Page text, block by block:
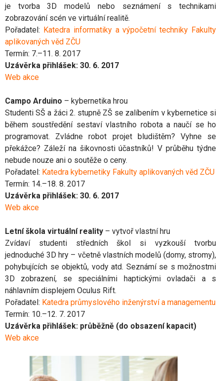
je tvorba 3D modelů nebo seznámení s technikami
zobrazování scén ve virtuální realitě.
Pořadatel: Katedra informatiky a výpočetní techniky Fakulty
aplikovaných věd ZČU
Termín: 7.–11. 8. 2017
Uzávěrka přihlášek: 30. 6. 2017
Web akce
Campo Arduino – kybernetika hrou
Studenti SŠ a žáci 2. stupně ZŠ se zalíbením v kybernetice si
během soustředění sestaví vlastního robota a naučí se ho
programovat. Zvládne robot projet bludištěm? Vyhne se
překážce? Záleží na šikovnosti účastníků! V průběhu týdne
nebude nouze ani o soutěže o ceny.
Pořadatel: Katedra kybernetiky Fakulty aplikovaných věd ZČU
Termín: 14.–18. 8. 2017
Uzávěrka přihlášek: 30. 6. 2017
Web akce
Letní škola virtuální reality – vytvoř vlastní hru
Zvídaví studenti středních škol si vyzkouší tvorbu
jednoduché 3D hry – včetně vlastních modelů (domy, stromy),
pohybujících se objektů, vody atd. Seznámí se s možnostmi
3D zobrazení, se speciálními haptickými ovladači a s
náhlavním displejem Oculus Rift.
Pořadatel: Katedra průmyslového inženýrství a managementu
Termín: 10.–12. 7. 2017
Uzávěrka přihlášek: průběžně (do obsazení kapacit)
Web akce